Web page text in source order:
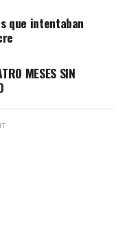
que intentaban
MESES SIN